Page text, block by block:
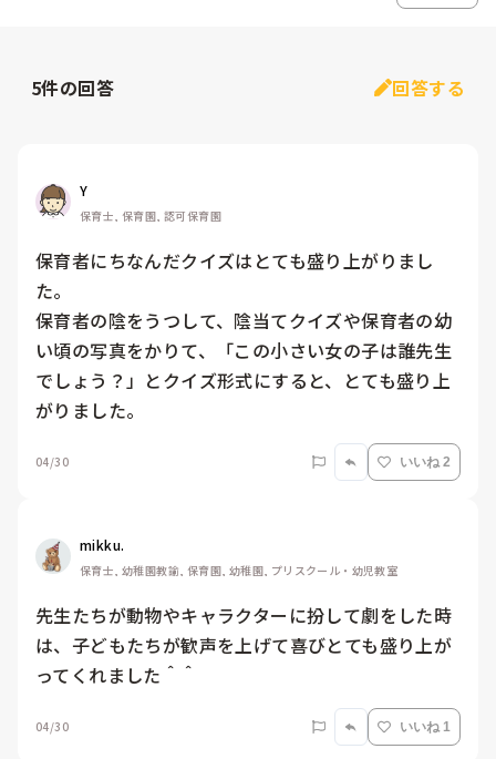
5件の回答 回答する
Y
保育士, 保育園, 認可保育園
保育者にちなんだクイズはとても盛り上がりまし
た。
保育者の陰をうつして、陰当てクイズや保育者の幼
い頃の写真をかりて、「この小さい女の子は誰先生
でしょう？」とクイズ形式にすると、とても盛り上
がりました。
04/30 いいね 2
mikku.
保育士, 幼稚園教諭, 保育園, 幼稚園, プリスクール・幼児教室
先生たちが動物やキャラクターに扮して劇をした時
は、子どもたちが歓声を上げて喜びとても盛り上が
ってくれました＾＾
04/30 いいね 1